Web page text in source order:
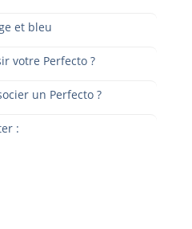
et bleu
votre Perfecto ?
un Perfecto ?
: